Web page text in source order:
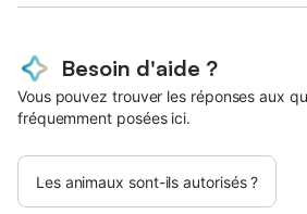
Besoin d'aide ?
Vous pouvez trouver les réponses aux
fréquemment posées ici.
Les animaux sont-ils autorisés ?